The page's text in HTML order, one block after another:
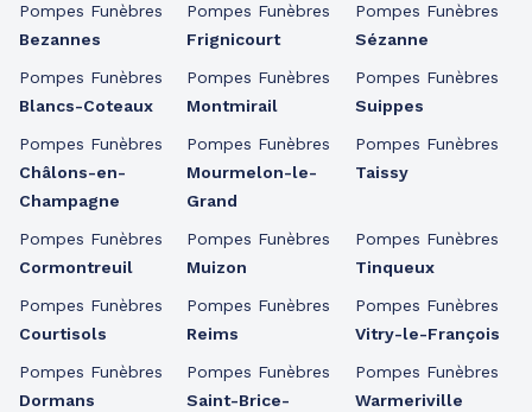
Pompes Funèbres
Bezannes
Pompes Funèbres
Blancs-Coteaux
Pompes Funèbres
Châlons-en-
Champagne
Pompes Funèbres
Cormontreuil
Pompes Funèbres
Courtisols
Pompes Funèbres
Dormans
Pompes Funèbres
Frignicourt
Pompes Funèbres
Montmirail
Pompes Funèbres
Mourmelon-le-
Grand
Pompes Funèbres
Muizon
Pompes Funèbres
Reims
Pompes Funèbres
Saint-Brice-
Pompes Funèbres
Sézanne
Pompes Funèbres
Suippes
Pompes Funèbres
Taissy
Pompes Funèbres
Tinqueux
Pompes Funèbres
Vitry-le-François
Pompes Funèbres
Warmeriville